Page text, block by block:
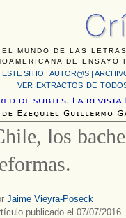
EL MUNDO DE LAS
DE
SITIO | AUTOR@S |
VER EXTRACTOS DE
los
Jaime Vieyra-Poseck
publicado el 07/07/2016